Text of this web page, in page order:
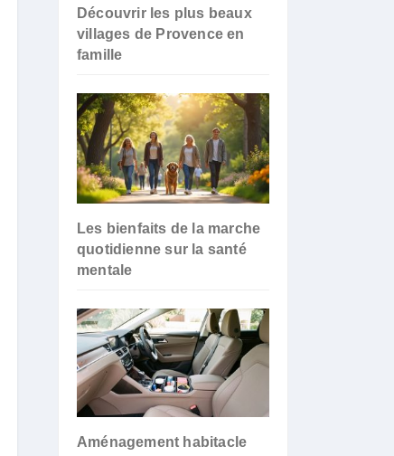
Découvrir les plus beaux
villages de Provence en
famille
Les bienfaits de la marche
quotidienne sur la santé
mentale
Aménagement habitacle